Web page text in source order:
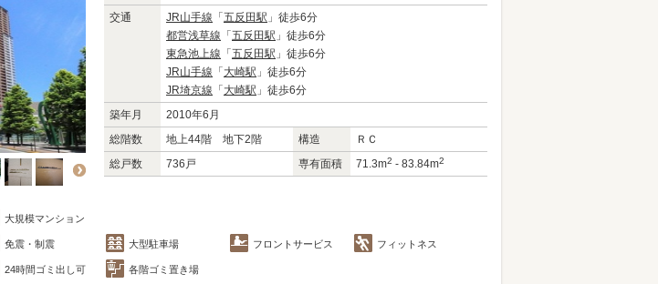
交通
JR山手線 「 五反田駅 」徒歩6分
都営浅草線 「 五反田駅 」徒歩6分
東急池上線 「 五反田駅 」徒歩6分
JR山手線 「 大崎駅 」徒歩6分
JR埼京線 「 大崎駅 」徒歩6分
築年月
2010年6月
総階数
地上44階 地下2階 構造
ＲＣ
総戸数
736戸 専有面積 71.3m2 - 83.84m2
大規模マンション
免震・制震 大型駐車場 フロントサービス フィットネス
24時間ゴミ出し可 各階ゴミ置き場